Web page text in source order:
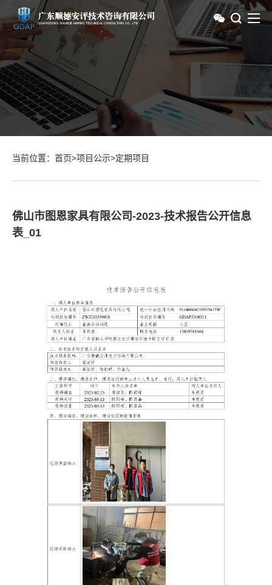
当前位置： 首页>项目公示>定期项目
佛山市图恩家具有限公司-2023-技术报告公开信息
表_01